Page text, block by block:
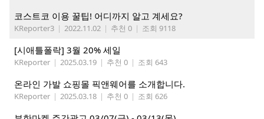
코스트코 이용 꿀팁! 어디까지 알고 계세요?
KReporter3 | 2022.11.02 | 추천 0 | 조회 9118
[시애틀폴락] 3월 20% 세일
KReporter | 2025.03.19 | 추천 0 | 조회 643
온라인 가발 쇼핑몰 픽앤웨어를 소개합니다.
KReporter | 2025.03.18 | 추천 0 | 조회 626